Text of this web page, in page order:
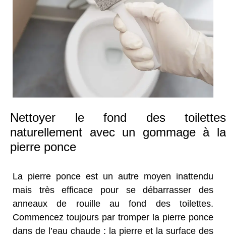
Nettoyer le fond des toilettes
naturellement avec un gommage à la
pierre ponce
La pierre ponce est un autre moyen inattendu
mais très efficace pour se débarrasser des
anneaux de rouille au fond des toilettes.
Commencez toujours par tromper la pierre ponce
dans de l’eau chaude : la pierre et la surface des